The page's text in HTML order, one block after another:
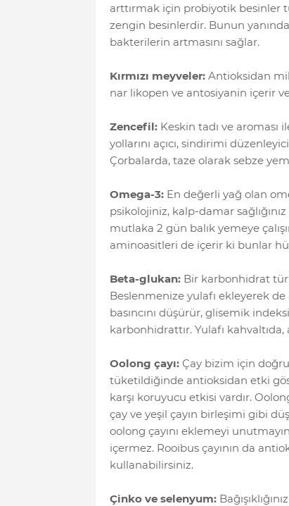
arttırmak için probiyotik besinler
zengin besinlerdir. Bunun
bakterilerin artmasını sağlar.
Kırmızı meyveler: Antioksidan
nar likopen ve antosiyanin içerir
Zencefil: Keskin tadı ve
yollarını açıcı, sindirimi
Çorbalarda, taze olarak sebze
Omega-3: En değerli yağ olan
psikolojiniz, kalp-damar
mutlaka 2 gün balık yemeye
aminoasitleri de içerir ki bunlar
Beta-glukan:Bir karbonhidrat
Beslenmenize yulafı ekleyerek
basıncını düşürür, glisemik
karbonhidrattır. Yulafı
Oolong çayı: Çay bizim için
tüketildiğinde antioksidan etki
karşı koruyucu etkisi vardır.
çay ve yeşil çayın birleşimi gibi
oolong çayını eklemeyi
içermez. Rooibus çayının da
kullanabilirsiniz.
Çinko ve selenyum: